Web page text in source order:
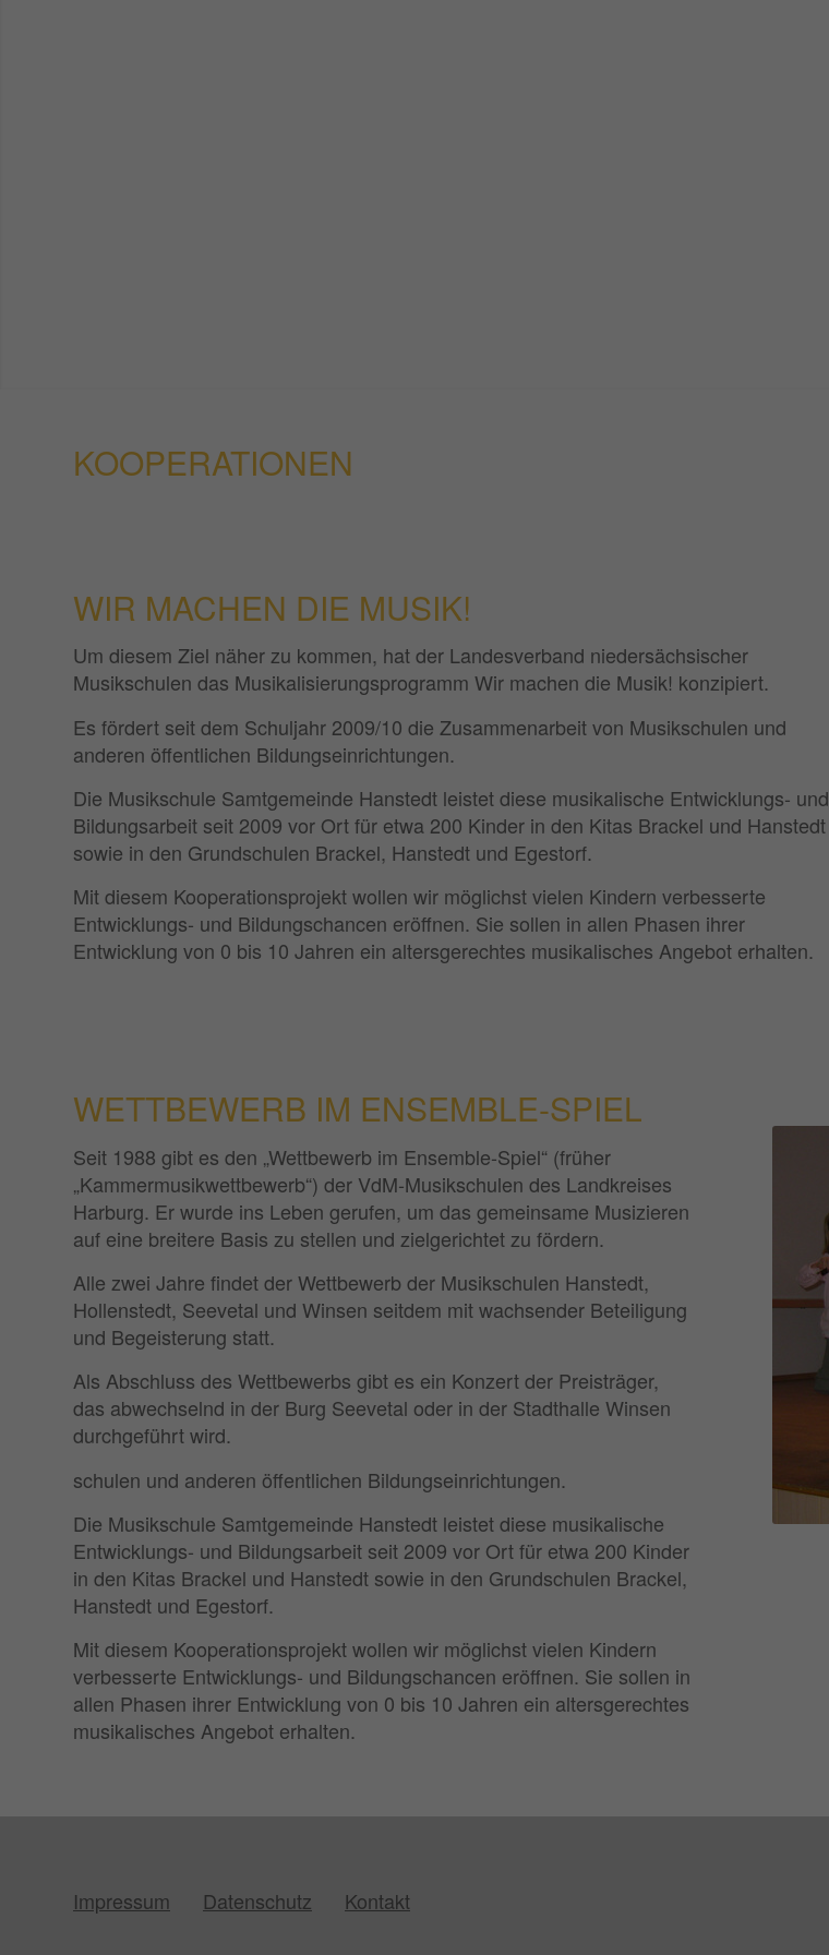
KOOPERATIONEN
WIR MACHEN DIE MUSIK!
Um diesem Ziel näher zu kommen, hat der Landesverband niedersächsischer
Musikschulen das Musikalisierungsprogramm Wir machen die Musik! konzipiert.
Es fördert seit dem Schuljahr 2009/10 die Zusammenarbeit von Musikschulen und
anderen öffentlichen Bildungseinrichtungen.
Die Musikschule Samtgemeinde Hanstedt leistet diese musikalische Entwicklungs- und
Bildungsarbeit seit 2009 vor Ort für etwa 200 Kinder in den Kitas Brackel und Hanstedt
sowie in den Grundschulen Brackel, Hanstedt und Egestorf.
Mit diesem Kooperationsprojekt wollen wir möglichst vielen Kindern verbesserte
Entwicklungs- und Bildungschancen eröffnen. Sie sollen in allen Phasen ihrer
Entwicklung von 0 bis 10 Jahren ein altersgerechtes musikalisches Angebot erhalten.
WETTBEWERB IM ENSEMBLE-SPIEL
Seit 1988 gibt es den „Wettbewerb im Ensemble-Spiel“ (früher
„Kammermusikwettbewerb“) der VdM-Musikschulen des Landkreises
Harburg. Er wurde ins Leben gerufen, um das gemeinsame Musizieren
auf eine breitere Basis zu stellen und zielgerichtet zu fördern.
Alle zwei Jahre findet der Wettbewerb der Musikschulen Hanstedt,
Hollenstedt, Seevetal und Winsen seitdem mit wachsender Beteiligung
und Begeisterung statt.
Als Abschluss des Wettbewerbs gibt es ein Konzert der Preisträger,
das abwechselnd in der Burg Seevetal oder in der Stadthalle Winsen
durchgeführt wird.
schulen und anderen öffentlichen Bildungseinrichtungen.
Die Musikschule Samtgemeinde Hanstedt leistet diese musikalische
Entwicklungs- und Bildungsarbeit seit 2009 vor Ort für etwa 200 Kinder
in den Kitas Brackel und Hanstedt sowie in den Grundschulen Brackel,
Hanstedt und Egestorf.
Mit diesem Kooperationsprojekt wollen wir möglichst vielen Kindern
verbesserte Entwicklungs- und Bildungschancen eröffnen. Sie sollen in
allen Phasen ihrer Entwicklung von 0 bis 10 Jahren ein altersgerechtes
musikalisches Angebot erhalten.
Impressum Datenschutz Kontakt